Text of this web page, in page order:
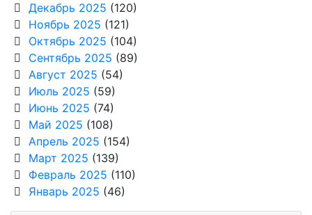
Декабрь 2025 (120)
Ноябрь 2025 (121)
Октябрь 2025 (104)
Сентябрь 2025 (89)
Август 2025 (54)
Июль 2025 (59)
Июнь 2025 (74)
Май 2025 (108)
Апрель 2025 (154)
Март 2025 (139)
Февраль 2025 (110)
Январь 2025 (46)